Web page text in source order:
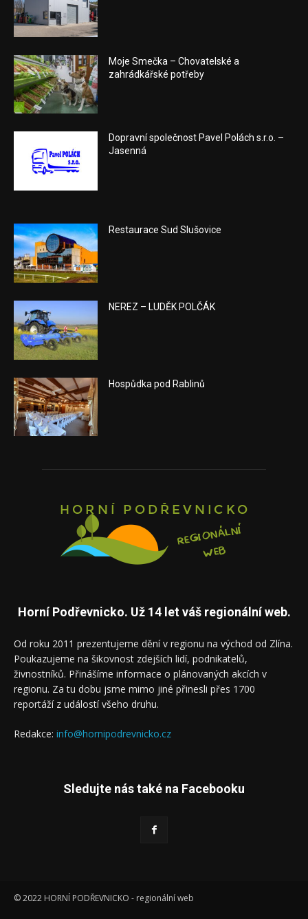
Moje Smečka – Chovatelské a
zahrádkářské potřeby
Dopravní společnost Pavel Polách s.r.o. –
Jasenná
Restaurace Sud Slušovice
NEREZ – LUDĚK POLČÁK
Hospůdka pod Rablinů
Horní Podřevnicko. Už 14 let váš regionální web.
Od roku 2011 prezentujeme dění v regionu na východ od Zlína.
Poukazujeme na šikovnost zdejších lidí, podnikatelů,
živnostníků. Přinášíme informace o plánovaných akcích v
regionu. Za tu dobu jsme mimo jiné přinesli přes 1700
reportáží z událostí všeho druhu.
Redakce: info@hornipodrevnicko.cz
Sledujte nás také na Facebooku
© 2022 HORNÍ PODŘEVNICKO - regionální web